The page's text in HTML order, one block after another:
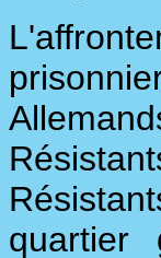
quartier